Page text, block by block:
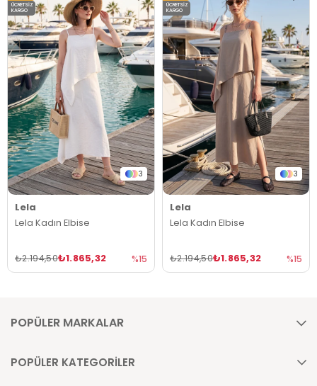
3
Lela
Lela Kadın Elbise
₺1.865,32
₺2.194,50 %15
ÜCRETSIZ
KARGO
3
Lela
Lela Kadın Elbise
₺1.865,32
₺2.194,50 %15
ÜCRETSIZ
KARGO
POPÜLER MARKALAR
POPÜLER KATEGORİLER